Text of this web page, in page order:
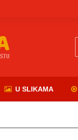
U SLIKAMA